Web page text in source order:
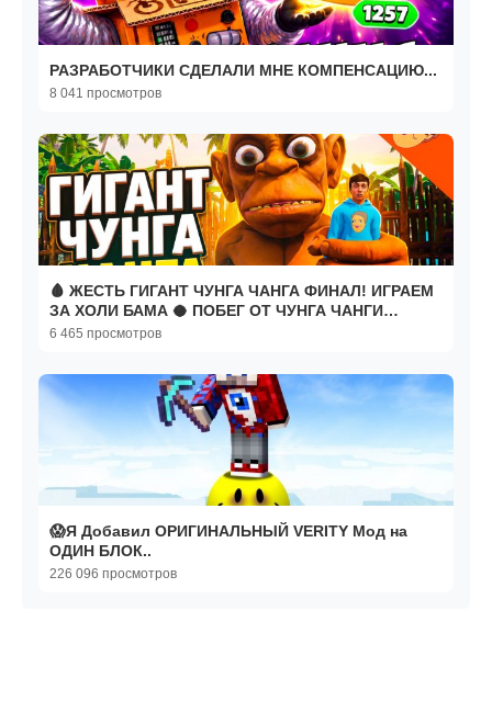
РАЗРАБОТЧИКИ СДЕЛАЛИ МНЕ КОМПЕНСАЦИЮ...
8 041 просмотров
🩸 ЖЕСТЬ ГИГАНТ ЧУНГА ЧАНГА ФИНАЛ! ИГРАЕМ
ЗА ХОЛИ БАМА 🥥 ПОБЕГ ОТ ЧУНГА ЧАНГИ
ПРОХОЖДЕНИЕ
6 465 просмотров
😱Я Добавил ОРИГИНАЛЬНЫЙ VERITY Мод на
ОДИН БЛОК..
226 096 просмотров